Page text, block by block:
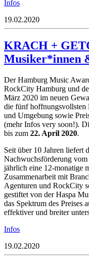
Infos
19.02.2020
KRACH +
Musiker*innen
Der Hamburg Music
RockCity Hamburg und
März 2020 im neuen
die fünf
und Umgebung sowie
(mehr Infos very soon!).
bis zum 22. April 2020.
Seit über 10 Jahren liefert
Nachwuchsförderung
jährlich eine 12-monatige
Zusammenarbeit mit
Agenturen und RockCity
gestiftet von der Haspa
das Spektrum des
effektiver und breiter
Infos
19.02.2020